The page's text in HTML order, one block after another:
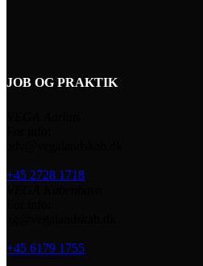
JOB OG PRAKTIK
+45 2728 1718
+45 6179 1755